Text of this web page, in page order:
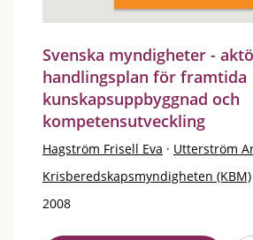
Svenska myndigheter -
handlingsplan för framtida
kunskapsuppbyggnad och
kompetensutveckling
Hagström Frisell Eva · Utterström
Krisberedskapsmyndigheten (KBM)
2008